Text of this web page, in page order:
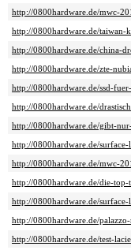
http://0800hardware.de/mwc-
http://0800hardware.de/taiwan-
http://0800hardware.de/china-
http://0800hardware.de/zte-
http://0800hardware.de/ssd-
http://0800hardware.de/
http://0800hardware.de/gibt-
http://0800hardware.de/
http://0800hardware.de/mwc-
http://0800hardware.de/die-
http://0800hardware.de/
http://0800hardware.de/
http://0800hardware.de/test-